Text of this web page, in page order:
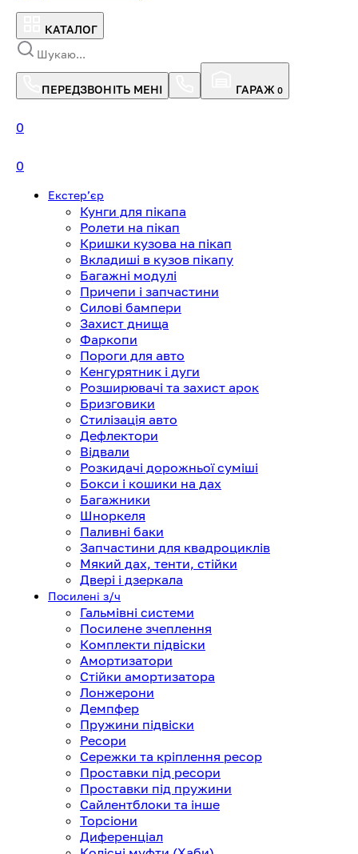
КАТАЛОГ
ПЕРЕДЗВОНІТЬ МЕНІ ГАРАЖ 0
0
0
Екстерʼєр
Кунги для пікапа
Ролети на пікап
Кришки кузова на пікап
Вкладиші в кузов пікапу
Багажні модулі
Причепи і запчастини
Силові бампери
Захист днища
Фаркопи
Пороги для авто
Кенгурятник і дуги
Розширювачі та захист арок
Бризговики
Стилізація авто
Дефлектори
Відвали
Розкидачі дорожньої суміші
Бокси і кошики на дах
Багажники
Шноркеля
Паливні баки
Запчастини для квадроциклів
Мякий дах, тенти, стійки
Двері і дзеркала
Посилені з/ч
Гальмівні системи
Посилене зчеплення
Комплекти підвіски
Амортизатори
Стійки амортизатора
Лонжерони
Демпфер
Пружини підвіски
Ресори
Сережки та кріплення ресор
Проставки під ресори
Проставки під пружини
Сайлентблоки та інше
Торсіони
Диференціал